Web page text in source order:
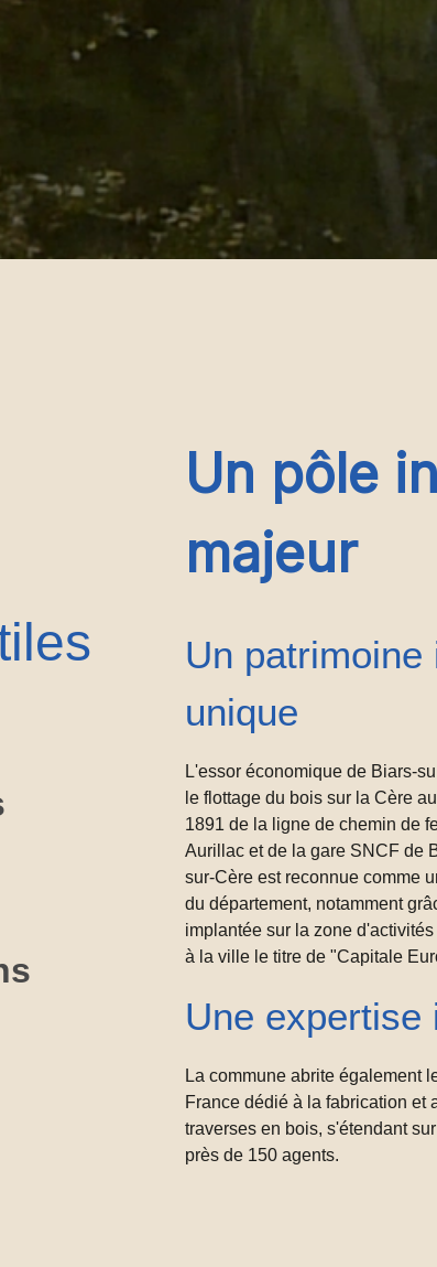
Un pôle
majeur
Un patrimoine
unique
L'essor économique de Biars-
le flottage du bois sur la Cère
1891 de la ligne de chemin de
Aurillac et de la gare SNCF de
sur-Cère est reconnue comme
du département, notamment
implantée sur la zone
à la ville le titre de "Capitale
Une expertise
La commune abrite également
France dédié à la fabrication et
traverses en bois, s'étendant
près de 150 agents.